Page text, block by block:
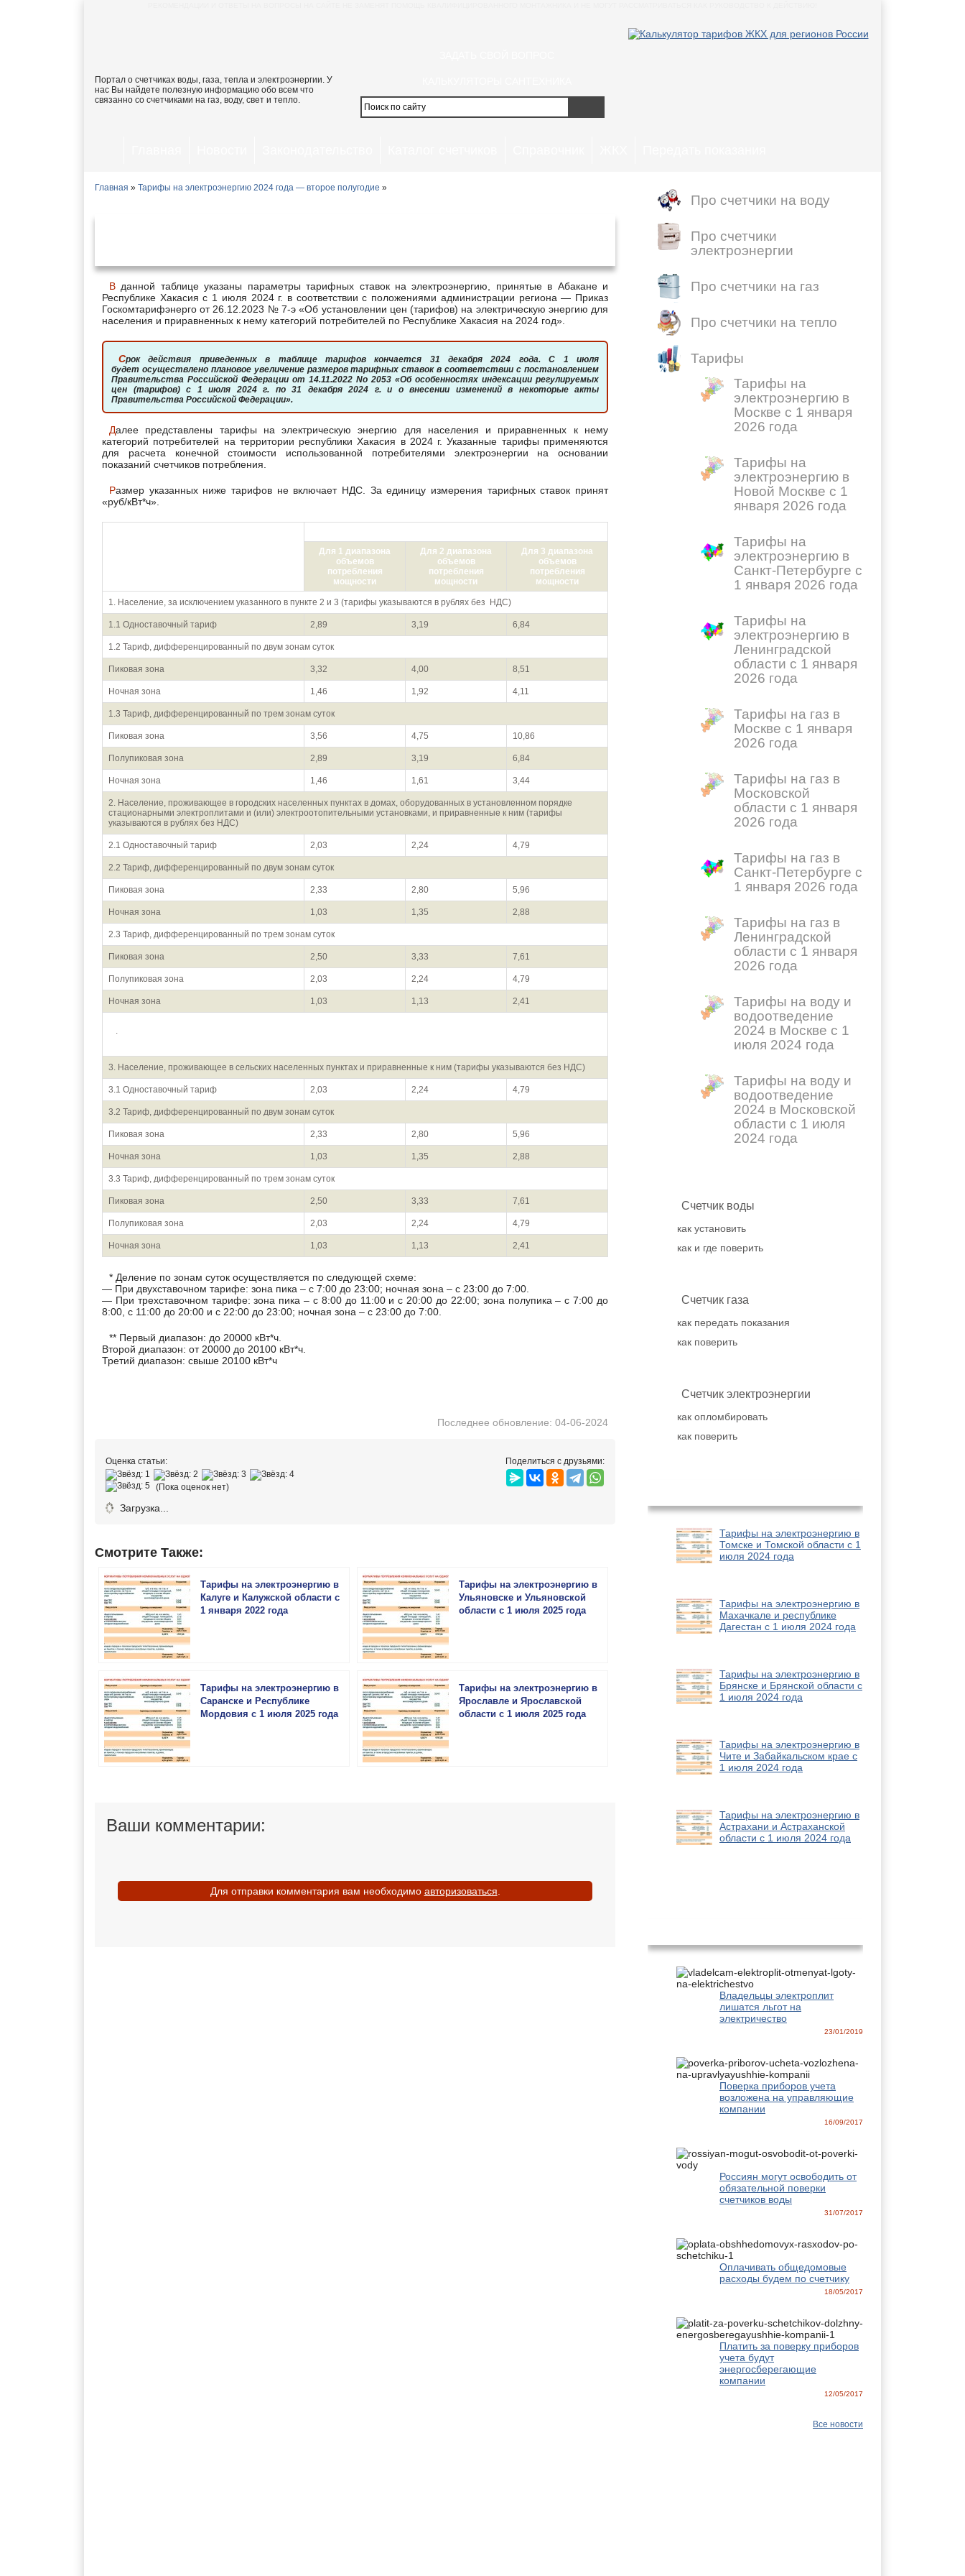
Портал о счетчиках воды, газа, тепла и электроэнергии. У
нас Вы найдете полезную информацию обо всем что
связанно со счетчиками на газ, воду, свет и тепло.
Главная » Тарифы на электроэнергию 2024 года — второе полугодие »
В данной таблице указаны параметры тарифных ставок на электроэнергию, принятые в Абакане и
Республике Хакасия с 1 июля 2024 г. в соответствии с положениями администрации региона — Приказ
Госкомтарифэнерго от 26.12.2023 № 7-э «Об установлении цен (тарифов) на электрическую энергию для
населения и приравненных к нему категорий потребителей по Республике Хакасия на 2024 год».
Срок действия приведенных в таблице тарифов кончается 31 декабря 2024 года. С 1 июля
будет осуществлено плановое увеличение размеров тарифных ставок в соответствии с постановлением
Правительства Российской Федерации от 14.11.2022 No 2053 «Об особенностях индексации регулируемых
цен (тарифов) с 1 июля 2024 г. по 31 декабря 2024 г. и о внесении изменений в некоторые акты
Правительства Российской Федерации».
Далее представлены тарифы на электрическую энергию для населения и приравненных к нему
категорий потребителей на территории республики Хакасия в 2024 г. Указанные тарифы применяются
для расчета конечной стоимости использованной потребителями электроэнергии на основании
показаний счетчиков потребления.
Размер указанных ниже тарифов не включает НДС. За единицу измерения тарифных ставок принят
«руб/кВт*ч».
Для 1 диапазона
объемов
потребления
мощности
Для 2 диапазона
объемов
потребления
мощности
Для 3 диапазона
объемов
потребления
мощности
1. Население, за исключением указанного в пункте 2 и 3 (тарифы указываются в рублях без НДС)
1.1 Одноставочный тариф 2,89 3,19 6,84
1.2 Тариф, дифференцированный по двум зонам суток
Пиковая зона 3,32 4,00 8,51
Ночная зона 1,46 1,92 4,11
1.3 Тариф, дифференцированный по трем зонам суток
Пиковая зона 3,56 4,75 10,86
Полупиковая зона 2,89 3,19 6,84
Ночная зона 1,46 1,61 3,44
2. Население, проживающее в городских населенных пунктах в домах, оборудованных в установленном порядке
стационарными электроплитами и (или) электроотопительными установками, и приравненные к ним (тарифы
указываются в рублях без НДС)
2.1 Одноставочный тариф 2,03 2,24 4,79
2.2 Тариф, дифференцированный по двум зонам суток
Пиковая зона 2,33 2,80 5,96
Ночная зона 1,03 1,35 2,88
2.3 Тариф, дифференцированный по трем зонам суток
Пиковая зона 2,50 3,33 7,61
Полупиковая зона 2,03 2,24 4,79
Ночная зона 1,03 1,13 2,41
.
3. Население, проживающее в сельских населенных пунктах и приравненные к ним (тарифы указываются без НДС)
3.1 Одноставочный тариф 2,03 2,24 4,79
3.2 Тариф, дифференцированный по двум зонам суток
Пиковая зона 2,33 2,80 5,96
Ночная зона 1,03 1,35 2,88
3.3 Тариф, дифференцированный по трем зонам суток
Пиковая зона 2,50 3,33 7,61
Полупиковая зона 2,03 2,24 4,79
Ночная зона 1,03 1,13 2,41
* Деление по зонам суток осуществляется по следующей схеме:
— При двухставочном тарифе: зона пика – с 7:00 до 23:00; ночная зона – с 23:00 до 7:00.
— При трехставочном тарифе: зона пика – с 8:00 до 11:00 и с 20:00 до 22:00; зона полупика – с 7:00 до
8:00, с 11:00 до 20:00 и с 22:00 до 23:00; ночная зона – с 23:00 до 7:00.
** Первый диапазон: до 20000 кВт*ч.
Второй диапазон: от 20000 до 20100 кВт*ч.
Третий диапазон: свыше 20100 кВт*ч
Последнее обновление: 04-06-2024
Оценка статьи:
(Пока оценок нет)
Загрузка...
Поделиться с друзьями:
Смотрите Также:
Тарифы на электроэнергию в
Калуге и Калужской области с
1 января 2022 года
Тарифы на электроэнергию в
Ульяновске и Ульяновской
области с 1 июля 2025 года
Тарифы на электроэнергию в
Саранске и Республике
Мордовия с 1 июля 2025 года
Тарифы на электроэнергию в
Ярославле и Ярославской
области с 1 июля 2025 года
Ваши комментарии:
Для отправки комментария вам необходимо авторизоваться
Про счетчики на воду
Про счетчики
электроэнергии
Про счетчики на газ
Про счетчики на тепло
Тарифы
Тарифы на
электроэнергию в
Москве с 1 января
2026 года
Тарифы на
электроэнергию в
Новой Москве с 1
января 2026 года
Тарифы на
электроэнергию в
Санкт-Петербурге с
1 января 2026 года
Тарифы на
электроэнергию в
Ленинградской
области с 1 января
2026 года
Тарифы на газ в
Москве с 1 января
2026 года
Тарифы на газ в
Московской
области с 1 января
2026 года
Тарифы на газ в
Санкт-Петербурге с
1 января 2026 года
Тарифы на газ в
Ленинградской
области с 1 января
2026 года
Тарифы на воду и
водоотведение
2024 в Москве с 1
июля 2024 года
Тарифы на воду и
водоотведение
2024 в Московской
области с 1 июля
2024 года
Счетчик воды
как установить
как и где поверить
Счетчик газа
как передать показания
как поверить
Счетчик электроэнергии
как опломбировать
как поверить
Тарифы на электроэнергию в
Томске и Томской области с 1
июля 2024 года
Тарифы на электроэнергию в
Махачкале и республике
Дагестан с 1 июля 2024 года
Тарифы на электроэнергию в
Брянске и Брянской области с
1 июля 2024 года
Тарифы на электроэнергию в
Чите и Забайкальском крае с
1 июля 2024 года
Тарифы на электроэнергию в
Астрахани и Астраханской
области с 1 июля 2024 года
Владельцы электроплит
лишатся льгот на
электричество
23/01/2019
Поверка приборов учета
возложена на управляющие
компании
16/09/2017
Россиян могут освободить от
обязательной поверки
счетчиков воды
31/07/2017
Оплачивать общедомовые
расходы будем по счетчику
18/05/2017
Платить за поверку приборов
учета будут
энергосберегающие
компании
12/05/2017
Все новости